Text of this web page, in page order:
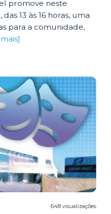
promove neste
13 às 16 horas, uma
para a comunidade,
648 visualizações